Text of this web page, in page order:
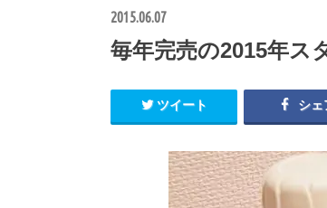
2015.06.07
毎年完売の2015年ス
ツイート シェ